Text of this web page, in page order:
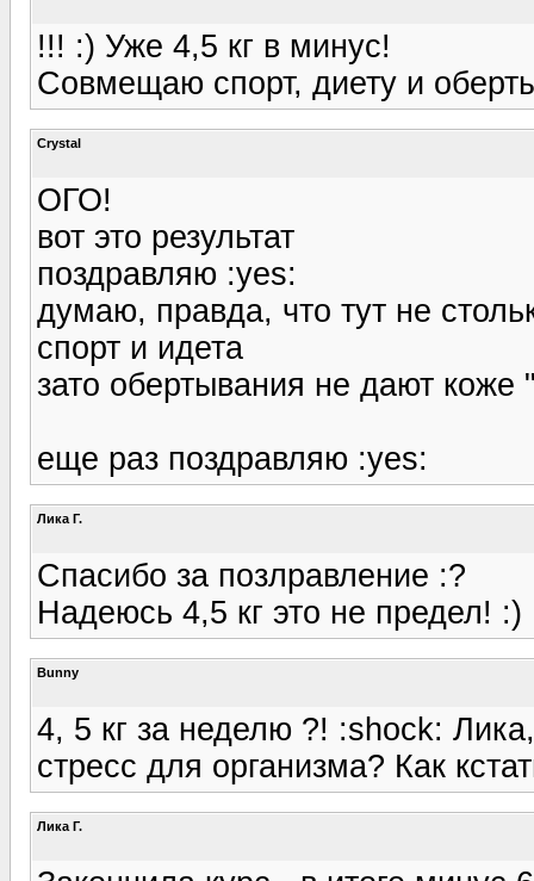
!!! :) Уже 4,5 кг в минус!
Совмещаю спорт, диету и
Crystal
ОГО!
вот это результат
поздравляю :yes:
думаю, правда, что тут не
спорт и идета
зато обертывания не дают коже
еще раз поздравляю :yes:
Лика Г.
Спасибо за позлравление :?
Надеюсь 4,5 кг это не предел! :)
Bunny
4, 5 кг за неделю ?! :shock:
стресс для организма? Как
Лика Г.